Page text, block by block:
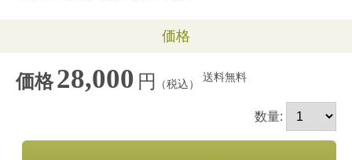
価格
価格28,000 円 （税込）
送料無料
数量: